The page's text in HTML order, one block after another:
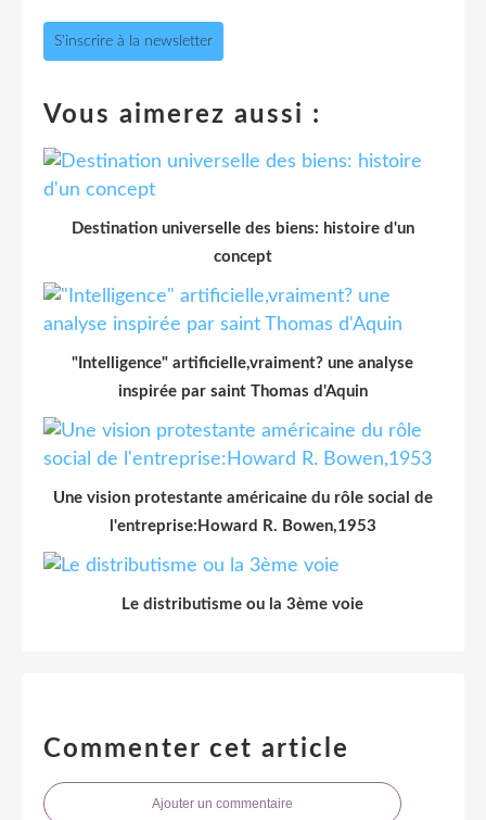
S'inscrire à la newsletter
Vous aimerez aussi :
Destination universelle des biens: histoire d'un
concept
"Intelligence" artificielle,vraiment? une analyse
inspirée par saint Thomas d'Aquin
Une vision protestante américaine du rôle social de
l'entreprise:Howard R. Bowen,1953
Le distributisme ou la 3ème voie
Commenter cet article
Ajouter un commentaire